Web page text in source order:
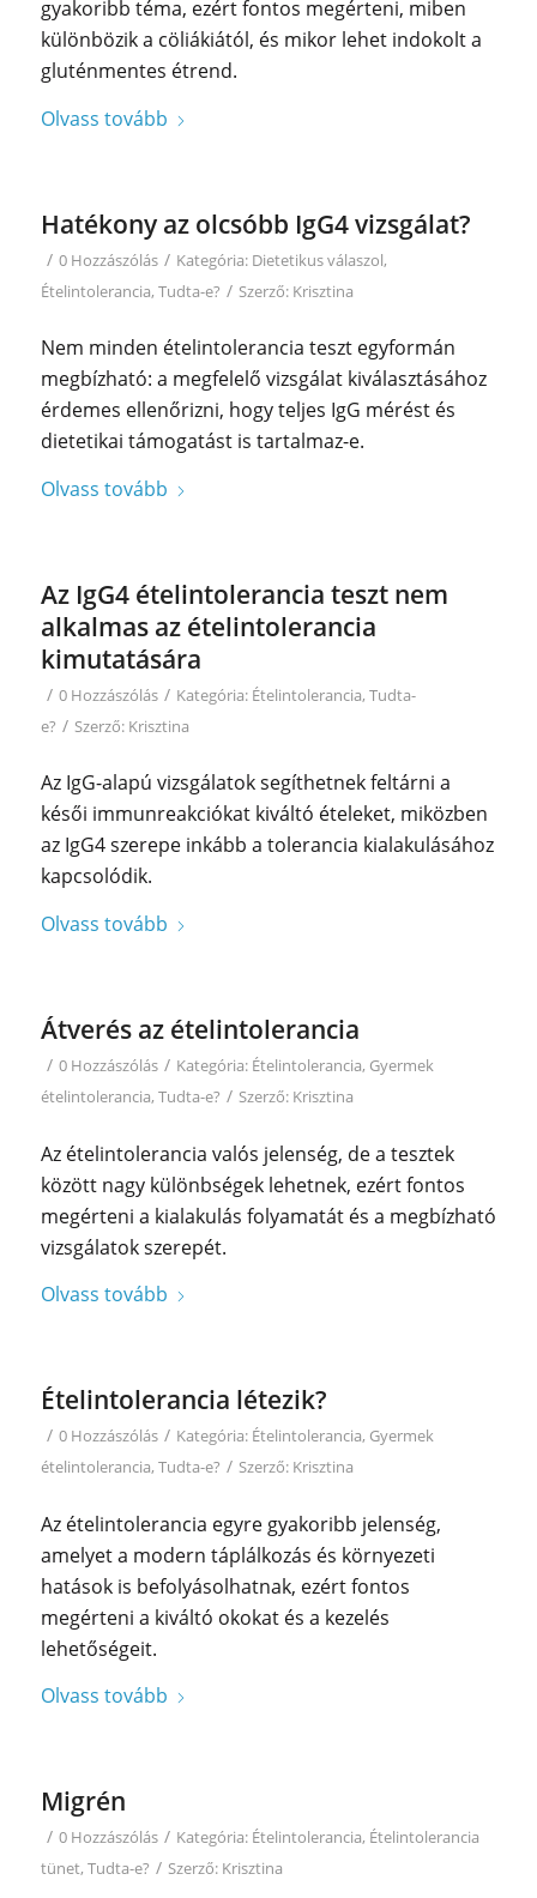
gyakoribb téma, ezért fontos megérteni, miben
különbözik a cöliákiától, és mikor lehet indokolt a
gluténmentes étrend.
Olvass tovább
Hatékony az olcsóbb IgG4 vizsgálat?
/ 0 Hozzászólás / Kategória: Dietetikus válaszol,
Ételintolerancia, Tudta-e? / Szerző: Krisztina
Nem minden ételintolerancia teszt egyformán
megbízható: a megfelelő vizsgálat kiválasztásához
érdemes ellenőrizni, hogy teljes IgG mérést és
dietetikai támogatást is tartalmaz-e.
Olvass tovább
Az IgG4 ételintolerancia teszt nem
alkalmas az ételintolerancia
kimutatására
/ 0 Hozzászólás / Kategória: Ételintolerancia, Tudta-
e? / Szerző: Krisztina
Az IgG-alapú vizsgálatok segíthetnek feltárni a
késői immunreakciókat kiváltó ételeket, miközben
az IgG4 szerepe inkább a tolerancia kialakulásához
kapcsolódik.
Olvass tovább
Átverés az ételintolerancia
/ 0 Hozzászólás / Kategória: Ételintolerancia, Gyermek
ételintolerancia, Tudta-e? / Szerző: Krisztina
Az ételintolerancia valós jelenség, de a tesztek
között nagy különbségek lehetnek, ezért fontos
megérteni a kialakulás folyamatát és a megbízható
vizsgálatok szerepét.
Olvass tovább
Ételintolerancia létezik?
/ 0 Hozzászólás / Kategória: Ételintolerancia, Gyermek
ételintolerancia, Tudta-e? / Szerző: Krisztina
Az ételintolerancia egyre gyakoribb jelenség,
amelyet a modern táplálkozás és környezeti
hatások is befolyásolhatnak, ezért fontos
megérteni a kiváltó okokat és a kezelés
lehetőségeit.
Olvass tovább
Migrén
/ 0 Hozzászólás / Kategória: Ételintolerancia, Ételintolerancia
tünet, Tudta-e? / Szerző: Krisztina